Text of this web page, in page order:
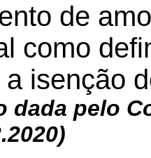
de
como
isenção
dada pelo